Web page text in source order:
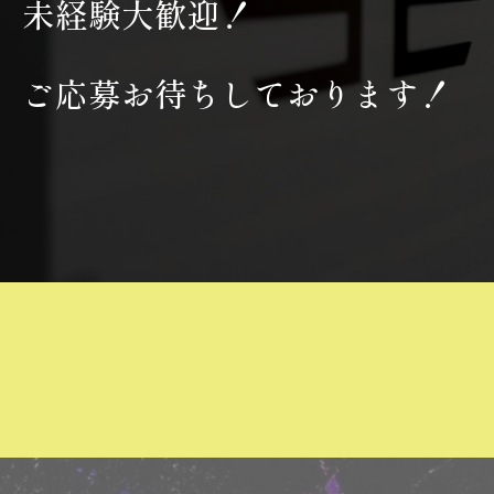
未経験大歓迎！
ご応募お待ちしております！